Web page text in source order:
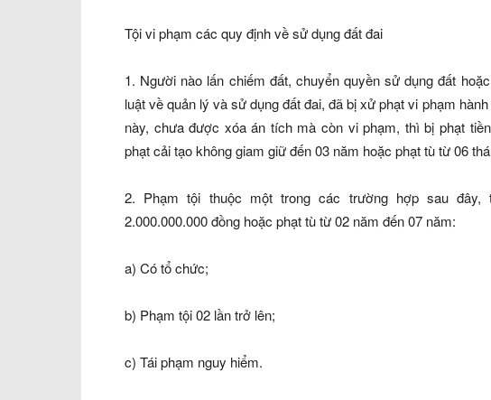
Tội vi phạm các quy định về sử dụng đất đai
1. Người nào lấn chiếm đất, chuyển quyền sử dụng đất
luật về quản lý và sử dụng đất đai, đã bị xử phạt vi phạm
này, chưa được xóa án tích mà còn vi phạm, thì bị phạt
phạt cải tạo không giam giữ đến 03 năm hoặc phạt tù từ 06
2. Phạm tội thuộc một trong các trường hợp sau đây,
2.000.000.000 đồng hoặc phạt tù từ 02 năm đến 07 năm:
a) Có tổ chức;
b) Phạm tội 02 lần trở lên;
c) Tái phạm nguy hiểm.